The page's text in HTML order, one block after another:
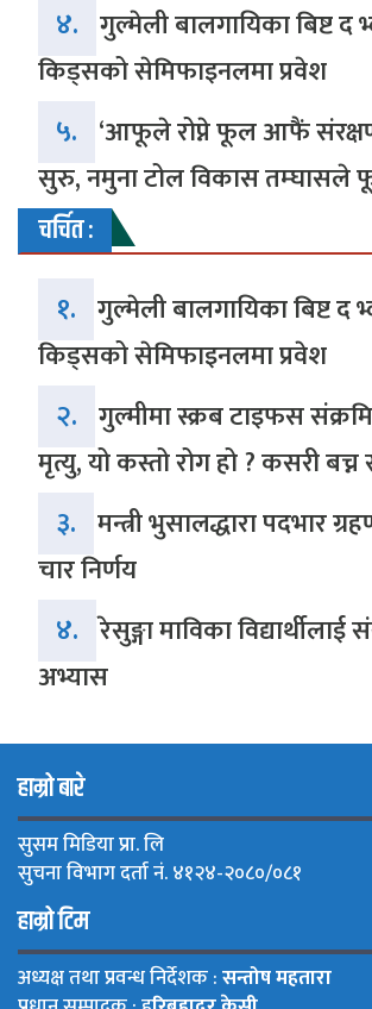
४. गुल्मेली बालगायिका बिष्ट
किड्सको सेमिफाइनलमा प्रवेश
५. ‘आफूले रोप्ने फूल आफैं संरक्षण
सुरु, नमुना टोल विकास तम्घासले
चर्चित :
१. गुल्मेली बालगायिका बिष्ट
किड्सको सेमिफाइनलमा प्रवेश
२. गुल्मीमा स्क्रब टाइफस
मृत्यु, यो कस्तो रोग हो ? कसरी
३. मन्त्री भुसालद्धारा पदभार
चार निर्णय
४. रेसुङ्गा माविका
अभ्यास
हाम्रो बारे
सुसम मिडिया प्रा. लि
सुचना विभाग दर्ता नं. ४१२४-२०८०/०८१
हाम्रो टिम
अध्यक्ष तथा प्रवन्ध निर्देशक :सन्तोष महतारा